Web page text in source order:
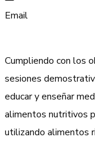
Email
Cumpliendo con los
sesiones
educar y enseñar
alimentos nutritivos
utilizando alimentos